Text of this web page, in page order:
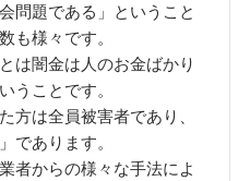
問題である」ということ
も様々です。
は闇金は人のお金ばかり
うことです。
方は全員被害者であり、
であります。
者からの様々な手法によ